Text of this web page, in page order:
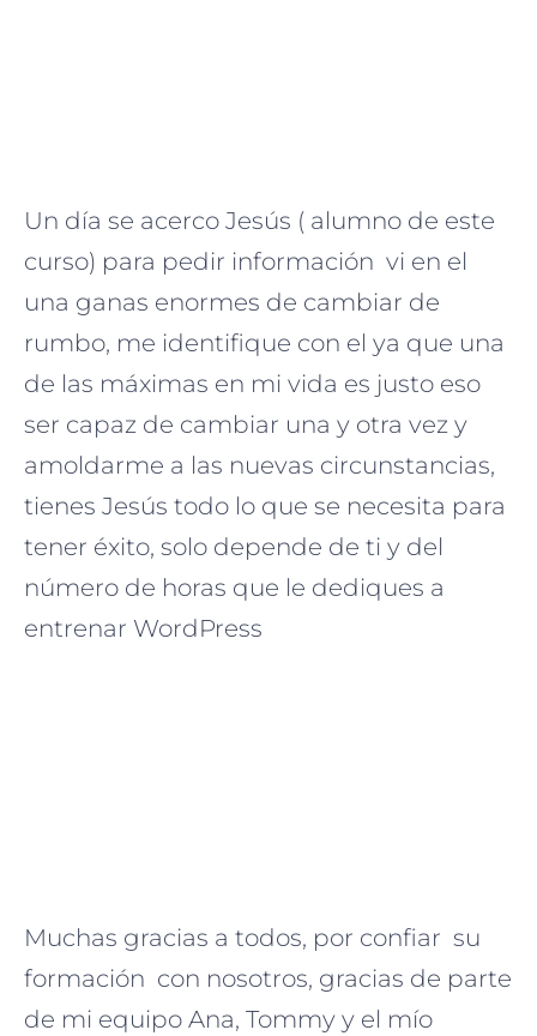
Un día se acerco Jesús ( alumno de este
curso) para pedir información vi en el
una ganas enormes de cambiar de
rumbo, me identifique con el ya que una
de las máximas en mi vida es justo eso
ser capaz de cambiar una y otra vez y
amoldarme a las nuevas circunstancias,
tienes Jesús todo lo que se necesita para
tener éxito, solo depende de ti y del
número de horas que le dediques a
entrenar WordPress
Muchas gracias a todos, por confiar su
formación con nosotros, gracias de parte
de mi equipo Ana, Tommy y el mío